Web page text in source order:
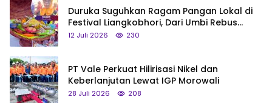
Duruka Suguhkan Ragam Pangan Lokal di
Festival Liangkobhori, Dari Umbi Rebus
hingga Tumpeng Beras Muna
12 Juli 2026 230
PT Vale Perkuat Hilirisasi Nikel dan
Keberlanjutan Lewat IGP Morowali
28 Juli 2026 208